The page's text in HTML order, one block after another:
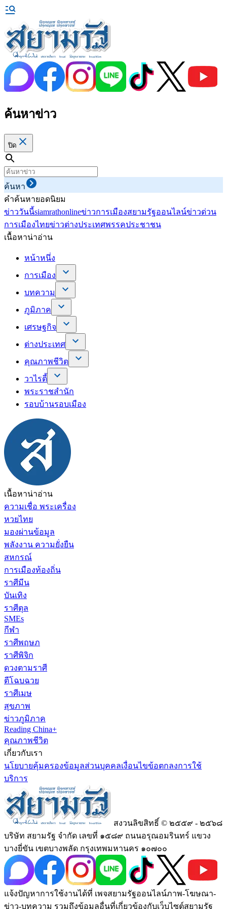
ค้นหาข่าว
ปิด
ค้นหา
คำค้นหายอดนิยม
ข่าววันนี้siamrathonlineข่าวการเมืองสยามรัฐออนไลน์ข่าวด่วน
การเมืองไทยข่าวต่างประเทศพรรคประชาชน
เนื้อหาน่าอ่าน
หน้าหนึ่ง
การเมือง
บทความ
ภูมิภาค
เศรษฐกิจ
ต่างประเทศ
คุณภาพชีวิต
วาไรตี้
พระราชสำนัก
รอบบ้านรอบเมือง
เนื้อหาน่าอ่าน
ความเชื่อ พระเครื่อง
หวยไทย
มองผ่านข้อมูล
พลังงาน ความยั่งยืน
สหกรณ์
การเมืองท้องถิ่น
ราศีมีน
บันเทิง
ราศีตุล
SMEs
กีฬา
ราศีพฤษภ
ราศีพิจิก
ดวงตามราศี
ตีโฉบฉวย
ราศีเมษ
สุขภาพ
ข่าวภูมิภาค
Reading China+
คุณภาพชีวิต
เกี่ยวกับเรา
นโยบายคุ้มครองข้อมูลส่วนบุคคลเงื่อนไขข้อตกลงการใช้
บริการ
สงวนลิขสิทธิ์ © ๒๕๕๙ - ๒๕๖๘
บริษัท สยามรัฐ จำกัด เลขที่ ๑๕๘๙ ถนนอรุณอมรินทร์ แขวง
บางยี่ขัน เขตบางพลัด กรุงเทพมหานคร ๑๐๗๐๐
แจ้งปัญหาการใช้งานได้ที่ เพจสยามรัฐออนไลน์ภาพ-โฆษณา-
ข่าว-บทความ รวมถึงข้อมูลอื่นที่เกี่ยวข้องกับเว็บไซต์สยามรัฐ